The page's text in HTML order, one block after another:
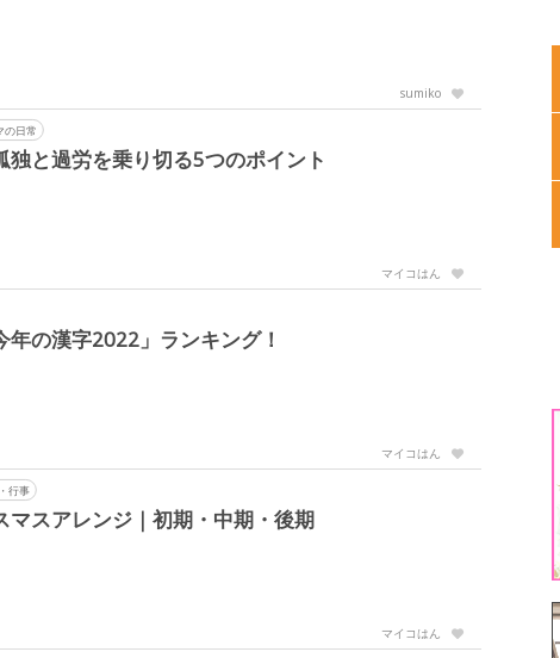
sumiko
の日常
独と過労を乗り切る5つのポイント
マイコはん
の漢字2022」ランキング！
マイコはん
行事
マスアレンジ｜初期・中期・後期
マイコはん